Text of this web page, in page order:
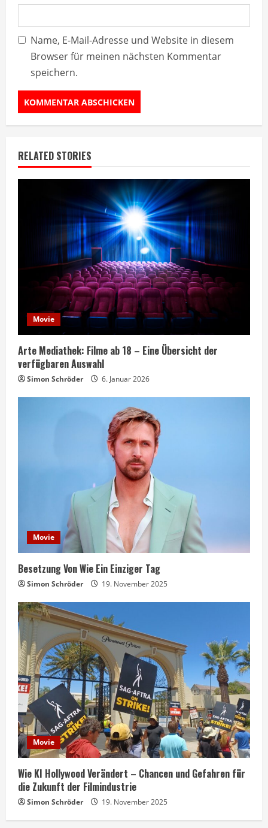
Name, E-Mail-Adresse und Website in diesem
Browser für meinen nächsten Kommentar
speichern.
RELATED STORIES
Movie
Arte Mediathek: Filme ab 18 – Eine Übersicht der
verfügbaren Auswahl
Simon Schröder 6. Januar 2026
Movie
Besetzung Von Wie Ein Einziger Tag
Simon Schröder 19. November 2025
Movie
Wie KI Hollywood Verändert – Chancen und Gefahren für
die Zukunft der Filmindustrie
Simon Schröder 19. November 2025